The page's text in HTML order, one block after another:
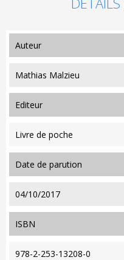
auteur
Mathias Malzieu
editeur
Livre de poche
date de parution
04/10/2017
ISBN
978-2-253-13208-0